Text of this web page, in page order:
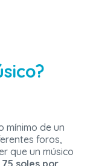
mínimo de un
foros,
que un músico